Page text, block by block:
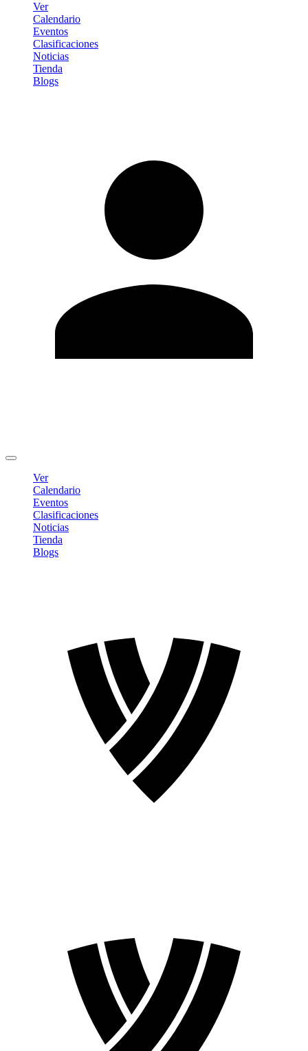
Ver
Calendario
Eventos
Clasificaciones
Noticias
Tienda
Blogs
Ver
Calendario
Eventos
Clasificaciones
Noticias
Tienda
Blogs